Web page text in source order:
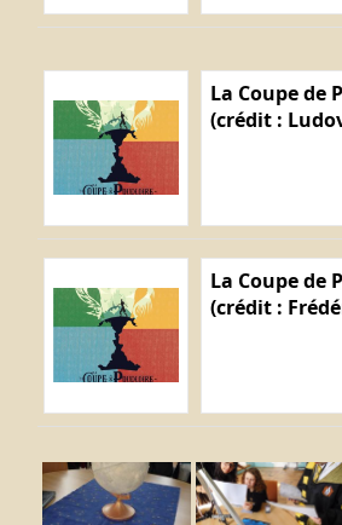
La Coupe de
(crédit :
La Coupe de
(crédit :